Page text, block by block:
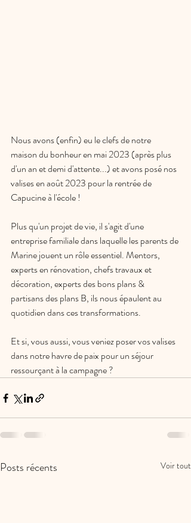
Nous avons (enfin) eu le clefs de notre
maison du bonheur en mai 2023 (après plus
d'un an et demi d'attente...) et avons posé nos
valises en août 2023 pour la rentrée de
Capucine à l'école !
Plus qu'un projet de vie, il s'agit d'une
entreprise familiale dans laquelle les parents de
Marine jouent un rôle essentiel. Mentors,
experts en rénovation, chefs travaux et
décoration, experts des bons plans &
partisans des plans B, ils nous épaulent au
quotidien dans ces transformations.
Et si, vous aussi, vous veniez poser vos valises
dans notre havre de paix pour un séjour
ressourçant à la campagne ?
Posts récents Voir tout